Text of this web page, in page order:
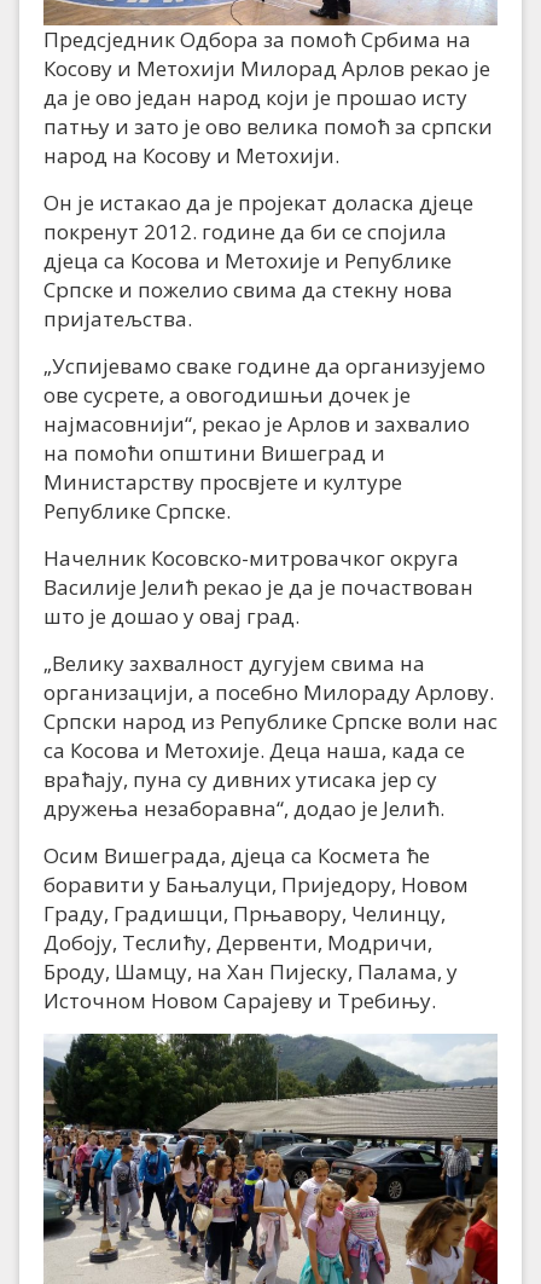
Предсједник Одбора за помоћ Србима на
Косову и Метохији Милорад Арлов рекао је
да је ово један народ који је прошао исту
патњу и зато је ово велика помоћ за српски
народ на Косову и Метохији.
Он је истакао да је пројекат доласка дјеце
покренут 2012. године да би се спојила
дјеца са Косова и Метохије и Републике
Српске и пожелио свима да стекну нова
пријатељства.
„Успијевамо сваке године да организујемо
ове сусрете, а овогодишњи дочек је
најмасовнији“, рекао је Арлов и захвалио
на помоћи општини Вишеград и
Министарству просвјете и културе
Републике Српске.
Начелник Косовско-митровачког округа
Василије Јелић рекао је да је почаствован
што је дошао у овај град.
„Велику захвалност дугујем свима на
организацији, а посебно Милораду Арлову.
Српски народ из Републике Српске воли нас
са Косова и Метохије. Деца наша, када се
враћају, пуна су дивних утисака јер су
дружења незаборавна“, додао је Јелић.
Осим Вишеграда, дјеца са Космета ће
боравити у Бањалуци, Приједору, Новом
Граду, Градишци, Прњавору, Челинцу,
Добоју, Теслићу, Дервенти, Модричи,
Броду, Шамцу, на Хан Пијеску, Палама, у
Источном Новом Сарајеву и Требињу.